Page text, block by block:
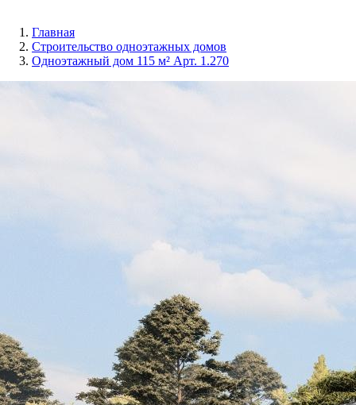
Главная
Строительство одноэтажных домов
Одноэтажный дом 115 м² Арт. 1.270